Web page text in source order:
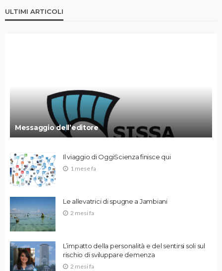
ULTIMI ARTICOLI
Messaggio dell’editore
Il viaggio di OggiScienza finisce qui
1 mese fa
Le allevatrici di spugne a Jambiani
2 mesi fa
L’impatto della personalità e del sentirsi soli sul
rischio di sviluppare demenza
2 mesi fa